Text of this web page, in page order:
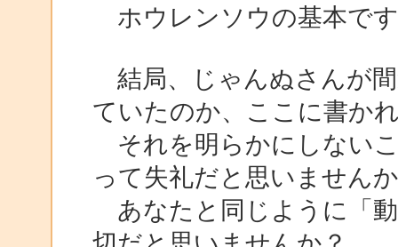
ホウレンソウの基本で
結局、じゃんぬさんが
ていたのか、ここに書か
それを明らかにしない
って失礼だと思いません
あなたと同じように「